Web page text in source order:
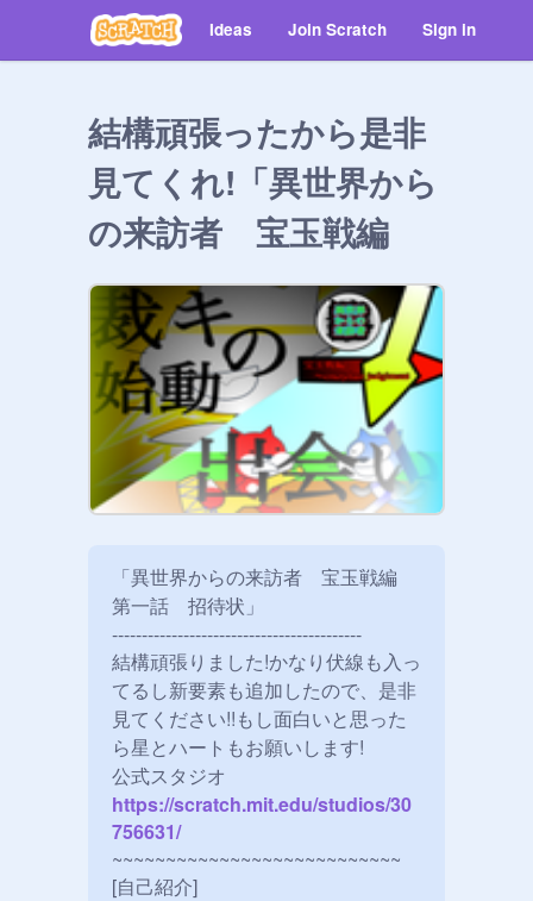
Ideas Join Scratch Sign in
結構頑張ったから是非
見てくれ!「異世界から
の来訪者 宝玉戦編
第一話 招待状」
「異世界からの来訪者　宝玉戦編
第一話　招待状」
------------------------------------------
結構頑張りました!かなり伏線も入っ
てるし新要素も追加したので、是非
見てください!!もし面白いと思った
ら星とハートもお願いします!
公式スタジオ
https://scratch.mit.edu/studios/30
756631/
~~~~~~~~~~~~~~~~~~~~~~~~~~~
[自己紹介]